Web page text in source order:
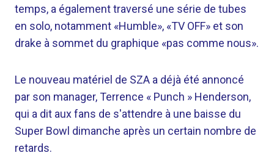
temps, a également traversé une série de tubes
en solo, notamment «Humble», «TV OFF» et son
drake à sommet du graphique «pas comme nous».
Le nouveau matériel de SZA a déjà été annoncé
par son manager, Terrence « Punch » Henderson,
qui a dit aux fans de s'attendre à une baisse du
Super Bowl dimanche après un certain nombre de
retards.